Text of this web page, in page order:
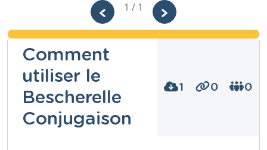
1 / 1
Comment
utiliser le
Bescherelle
Conjugaison
1 0 0